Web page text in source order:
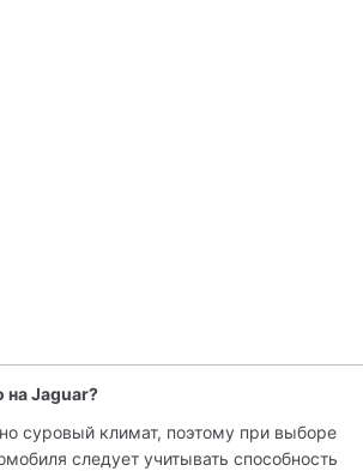
на Jaguar?
суровый климат, поэтому при выборе
следует учитывать способность